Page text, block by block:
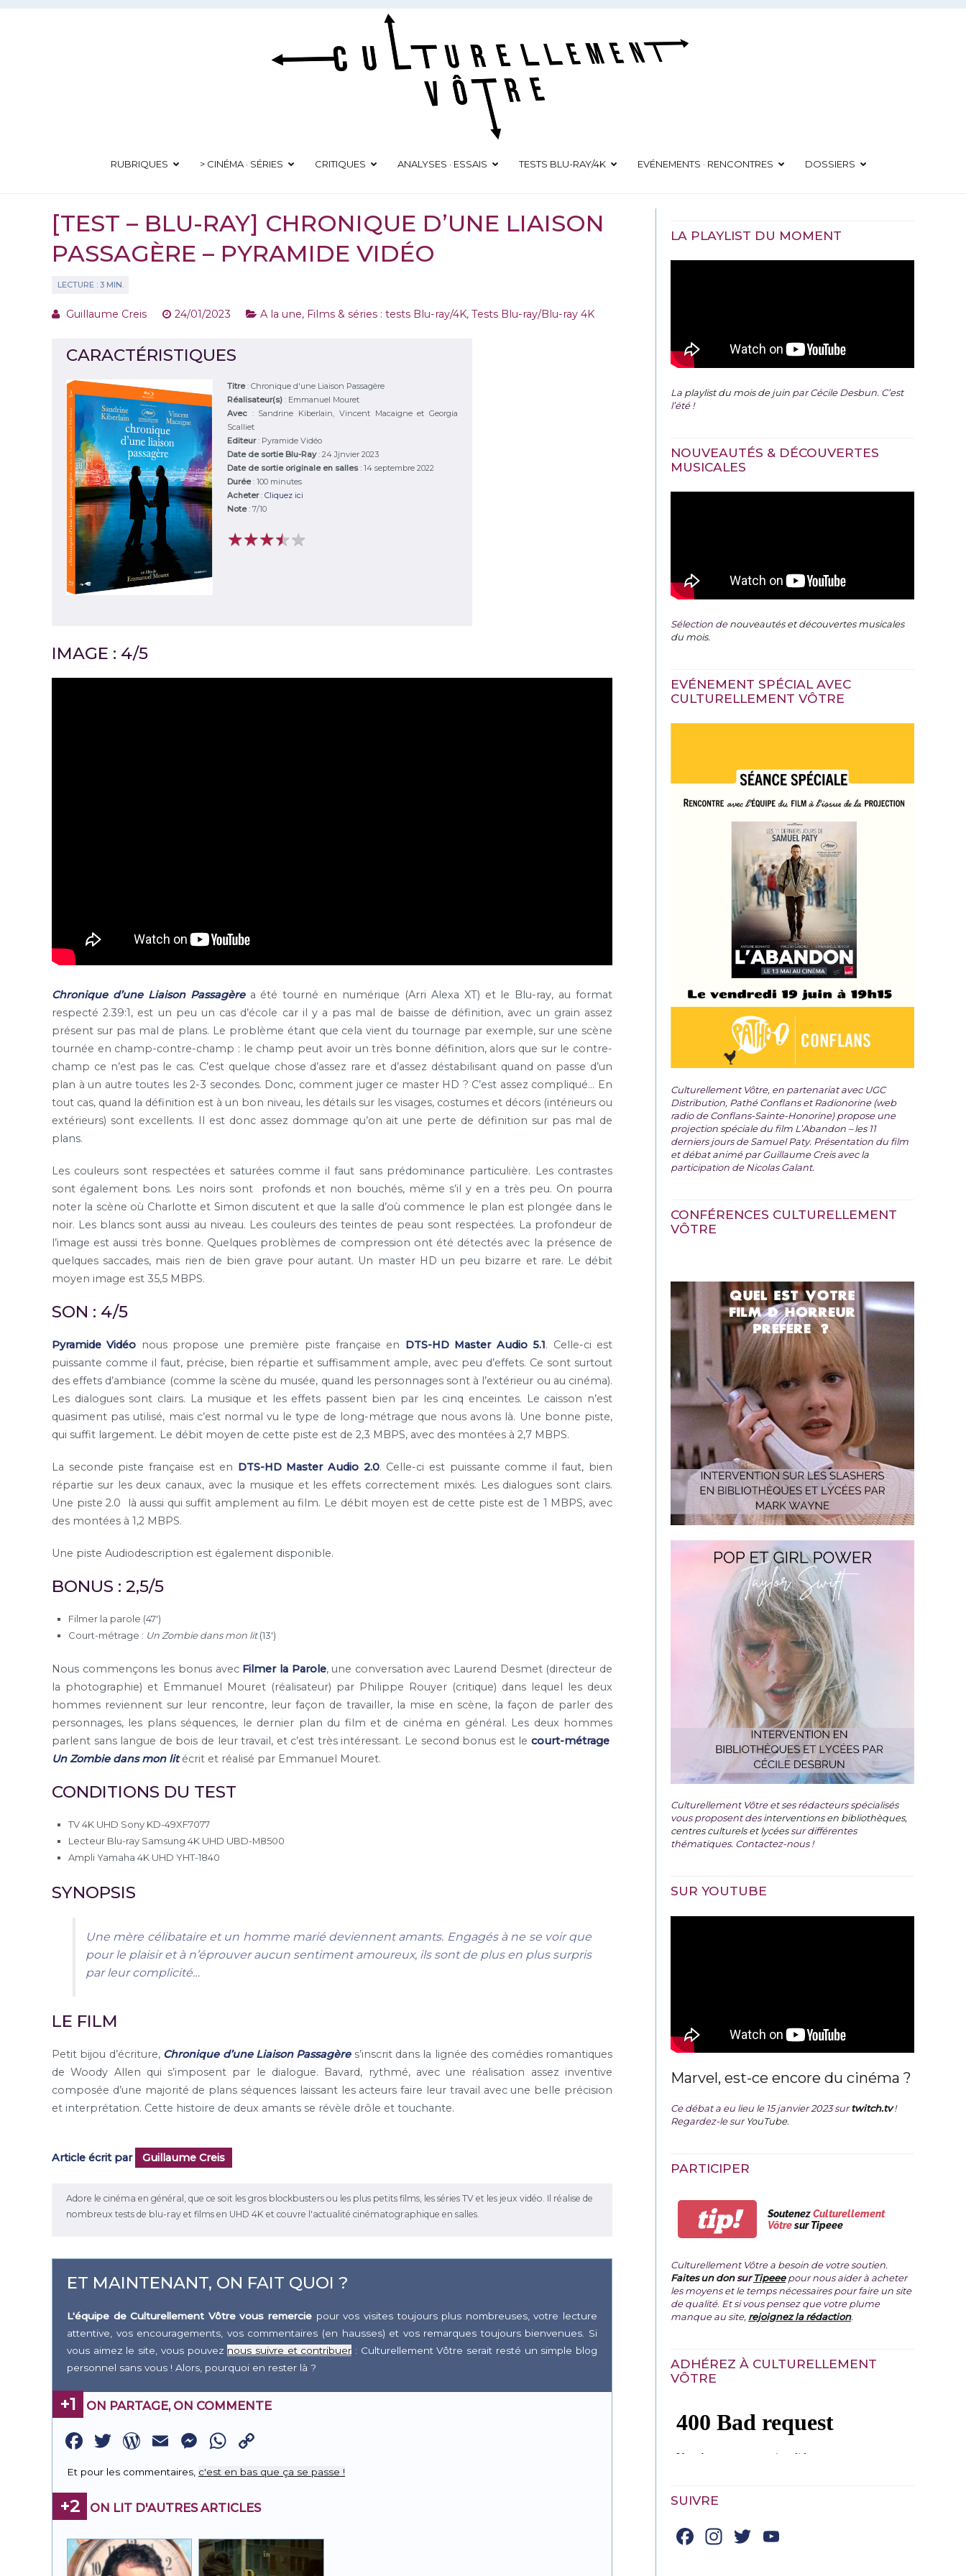
Aller
Culturellement Vôtre
RUBRIQUES > CINÉMA · SÉRIES CRITIQUES ANALYSES · ESSAIS TESTS BLU-RAY/4K EVÉNEMENTS · RENCONTRES DOSSIERS
[TEST – BLU-RAY] CHRONIQUE D’UNE LIAISON
PASSAGÈRE – PYRAMIDE VIDÉO
Guillaume Creis 24/01/2023 A la une, Films & séries : tests Blu-ray/4K,Tests Blu-ray/Blu-ray 4K
CARACTÉRISTIQUES
Titre: Chronique d'une Liaison Passagère
Réalisateur(s) : Emmanuel Mouret
Avec : Sandrine Kiberlain, Vincent Macaigne et Georgia
Scalliet
Editeur: Pyramide Vidéo
Date de sortie Blu-Ray: 24 Jjnvier 2023
Date de sortie originale en salles: 14 septembre 2022
Durée: 100 minutes
Acheter: Cliquez ici
Note: 7/10
★★★★★
★★★★★
IMAGE : 4/5
Chronique d’une Liaison Passagèrea été tourné en numérique (Arri Alexa XT) et le Blu-ray, au format
respecté 2.39:1, est un peu un cas d’école car il y a pas mal de baisse de définition, avec un grain assez
présent sur pas mal de plans. Le problème étant que cela vient du tournage par exemple, sur une scène
tournée en champ-contre-champ : le champ peut avoir un très bonne définition, alors que sur le contre-
champ ce n’est pas le cas. C’est quelque chose d’assez rare et d’assez déstabilisant quand on passe d’un
plan à un autre toutes les 2-3 secondes. Donc, comment juger ce master HD ? C’est assez compliqué… En
tout cas, quand la définition est à un bon niveau, les détails sur les visages, costumes et décors (intérieurs ou
extérieurs) sont excellents. Il est donc assez dommage qu’on ait une perte de définition sur pas mal de
plans.
Les couleurs sont respectées et saturées comme il faut sans prédominance particulière. Les contrastes
sont également bons. Les noirs sont profonds et non bouchés, même s’il y en a très peu. On pourra
noter la scène où Charlotte et Simon discutent et que la salle d’où commence le plan est plongée dans le
noir. Les blancs sont aussi au niveau. Les couleurs des teintes de peau sont respectées. La profondeur de
l’image est aussi très bonne. Quelques problèmes de compression ont été détectés avec la présence de
quelques saccades, mais rien de bien grave pour autant. Un master HD un peu bizarre et rare. Le débit
moyen image est 35,5 MBPS.
SON : 4/5
Pyramide Vidéo nous propose une première piste française en DTS-HD Master Audio 5.1. Celle-ci est
puissante comme il faut, précise, bien répartie et suffisamment ample, avec peu d’effets. Ce sont surtout
des effets d’ambiance (comme la scène du musée, quand les personnages sont à l’extérieur ou au cinéma).
Les dialogues sont clairs. La musique et les effets passent bien par les cinq enceintes. Le caisson n’est
quasiment pas utilisé, mais c’est normal vu le type de long-métrage que nous avons là. Une bonne piste,
qui suffit largement. Le débit moyen de cette piste est de 2,3 MBPS, avec des montées à 2,7 MBPS.
La seconde piste française est en DTS-HD Master Audio 2.0. Celle-ci est puissante comme il faut, bien
répartie sur les deux canaux, avec la musique et les effets correctement mixés. Les dialogues sont clairs.
Une piste 2.0 là aussi qui suffit amplement au film. Le débit moyen est de cette piste est de 1 MBPS, avec
des montées à 1,2 MBPS.
Une piste Audiodescription est également disponible.
BONUS : 2,5/5
Filmer la parole (47′)
Court-métrage : Un Zombie dans mon lit(13′)
Nous commençons les bonus avec Filmer la Parole, une conversation avec Laurend Desmet (directeur de
la photographie) et Emmanuel Mouret (réalisateur) par Philippe Rouyer (critique) dans lequel les deux
hommes reviennent sur leur rencontre, leur façon de travailler, la mise en scène, la façon de parler des
personnages, les plans séquences, le dernier plan du film et de cinéma en général. Les deux hommes
parlent sans langue de bois de leur travail, et c’est très intéressant. Le second bonus est le court-métrage
Un Zombie dans mon litécrit et réalisé par Emmanuel Mouret.
CONDITIONS DU TEST
TV 4K UHD Sony KD-49XF7077
Lecteur Blu-ray Samsung 4K UHD UBD-M8500
Ampli Yamaha 4K UHD YHT-1840
SYNOPSIS
Une mère célibataire et un homme marié deviennent amants. Engagés à ne se voir que
pour le plaisir et à n’éprouver aucun sentiment amoureux, ils sont de plus en plus surpris
par leur complicité…
LE FILM
Petit bijou d’écriture, Chronique d’une Liaison Passagères’inscrit dans la lignée des comédies romantiques
de Woody Allen qui s’imposent par le dialogue. Bavard, rythmé, avec une réalisation assez inventive
composée d’une majorité de plans séquences laissant les acteurs faire leur travail avec une belle précision
et interprétation. Cette histoire de deux amants se révèle drôle et touchante.
Article écrit par Guillaume Creis
Adore le cinéma en général, que ce soit les gros blockbusters ou les plus petits films, les séries TV et les jeux vidéo. Il réalise de
nombreux tests de blu-ray et films en UHD 4K et couvre l'actualité cinématographique en salles.
ET MAINTENANT, ON FAIT QUOI ?
L'équipe de Culturellement Vôtre vous remercie pour vos visites toujours plus nombreuses, votre lecture
attentive, vos encouragements, vos commentaires (en hausses) et vos remarques toujours bienvenues. Si
vous aimez le site, vous pouvez nous suivre et contribuer : Culturellement Vôtre serait resté un simple blog
personnel sans vous ! Alors, pourquoi en rester là ?
+1 ON PARTAGE, ON COMMENTE
Facebook
Twitter
WordPress
EmailMessenger
WhatsApp
Link
Et pour les commentaires, c'est en bas que ça se passe !
+2 ON LIT D'AUTRES ARTICLES
LA PLAYLIST DU MOMENT
La playlist du mois de juin par Cécile Desbun. C’est
l’été !
NOUVEAUTÉS & DÉCOUVERTES
MUSICALES
Sélection denouveautés et découvertes musicales
du mois.
EVÉNEMENT SPÉCIAL AVEC
CULTURELLEMENT VÔTRE
Culturellement Vôtre, en partenariat avec UGC
Distribution, Pathé Conflans et Radionorine (web
radio de Conflans-Sainte-Honorine) propose une
projection spéciale du film L’Abandon – les 11
derniers jours de Samuel Paty. Présentation du film
et débat animé par Guillaume Creis avec la
participation de Nicolas Galant.
CONFÉRENCES CULTURELLEMENT
VÔTRE
Culturellement Vôtre et ses rédacteurs spécialisés
vous proposent desinterventions en bibliothèques,
centres culturels et lycéessur différentes
thématiques. Contactez-nous !
SUR YOUTUBE
Marvel, est-ce encore du cinéma ?
Ce débat a eu lieu le 15 janvier 2023 surtwitch.tv !
Regardez-le surYouTube.
PARTICIPER
tip! SoutenezCulturellement
Vôtresur Tipeee
Culturellement Vôtre a besoin de votre soutien.
Faites un donsurTipeeepour nous aider à acheter
les moyens et le temps nécessaires pour faire un site
de qualité. Et si vous pensez que votre plume
manque au site, rejoignez la rédaction.
ADHÉREZ À CULTURELLEMENT
VÔTRE
SUIVRE
Facebook
Instagram
Twitter